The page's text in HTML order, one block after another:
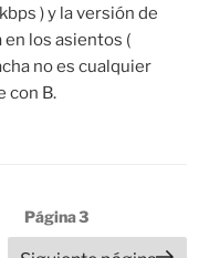
) y la versión de
los asientos (
no es cualquier
con B.
Página3